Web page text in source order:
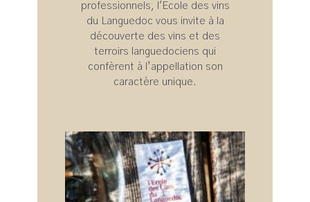
professionnels, l'Ecole des vins
du Languedoc vous invite à la
découverte des vins et des
terroirs languedociens qui
confèrent à l’appellation son
caractère unique.